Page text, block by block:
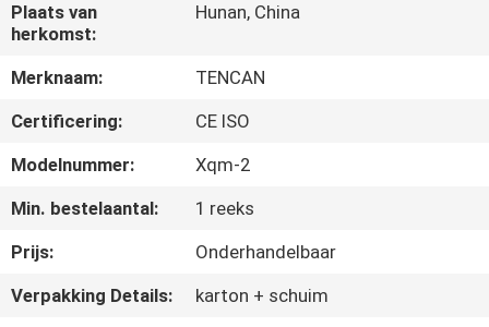
FABRIEKSREIS
KWALITEITSCONTROLE
CONTACTEER
ONS
NIEUWS
Plaats van
herkomst:
Hunan, China
Merknaam:
TENCAN
Certificering:
CE ISO
Modelnummer:
Xqm-2
Min. bestelaantal:
1 reeks
Prijs:
Onderhandelbaar
Verpakking Details:
karton + schuim